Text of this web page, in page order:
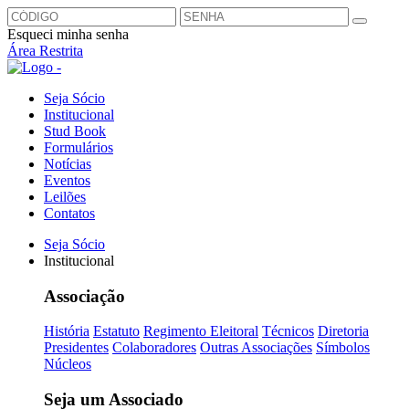
Esqueci minha senha
Área Restrita
Seja Sócio
Institucional
Stud Book
Formulários
Notícias
Eventos
Leilões
Contatos
Seja Sócio
Institucional
Associação
História Estatuto Regimento Eleitoral Técnicos Diretoria
Presidentes Colaboradores Outras Associações Símbolos
Núcleos
Seja um Associado